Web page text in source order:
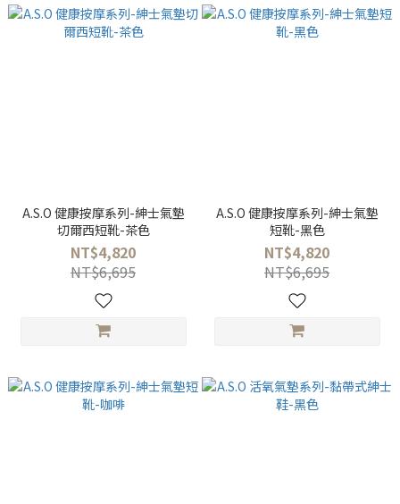
A.S.O 健康按摩系列-紳士氣墊
切爾西短靴-茶色
NT$4,820
NT$6,695
A.S.O 健康按摩系列-紳士氣墊
短靴-黑色
NT$4,820
NT$6,695